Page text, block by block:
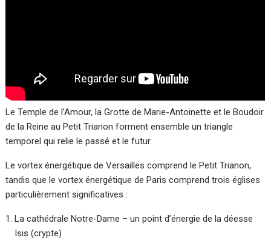
Le Temple de l’Amour, la Grotte de Marie-Antoinette et le Boudoir
de la Reine au Petit Trianon forment ensemble un triangle
temporel qui relie le passé et le futur.
Le vortex énergétique de Versailles comprend le Petit Trianon,
tandis que le vortex énergétique de Paris comprend trois églises
particulièrement significatives :
La cathédrale Notre-Dame – un point d’énergie de la déesse
Isis (crypte)